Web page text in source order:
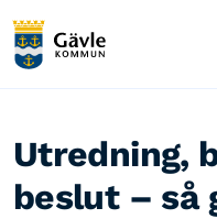
Utredning,
beslut – så